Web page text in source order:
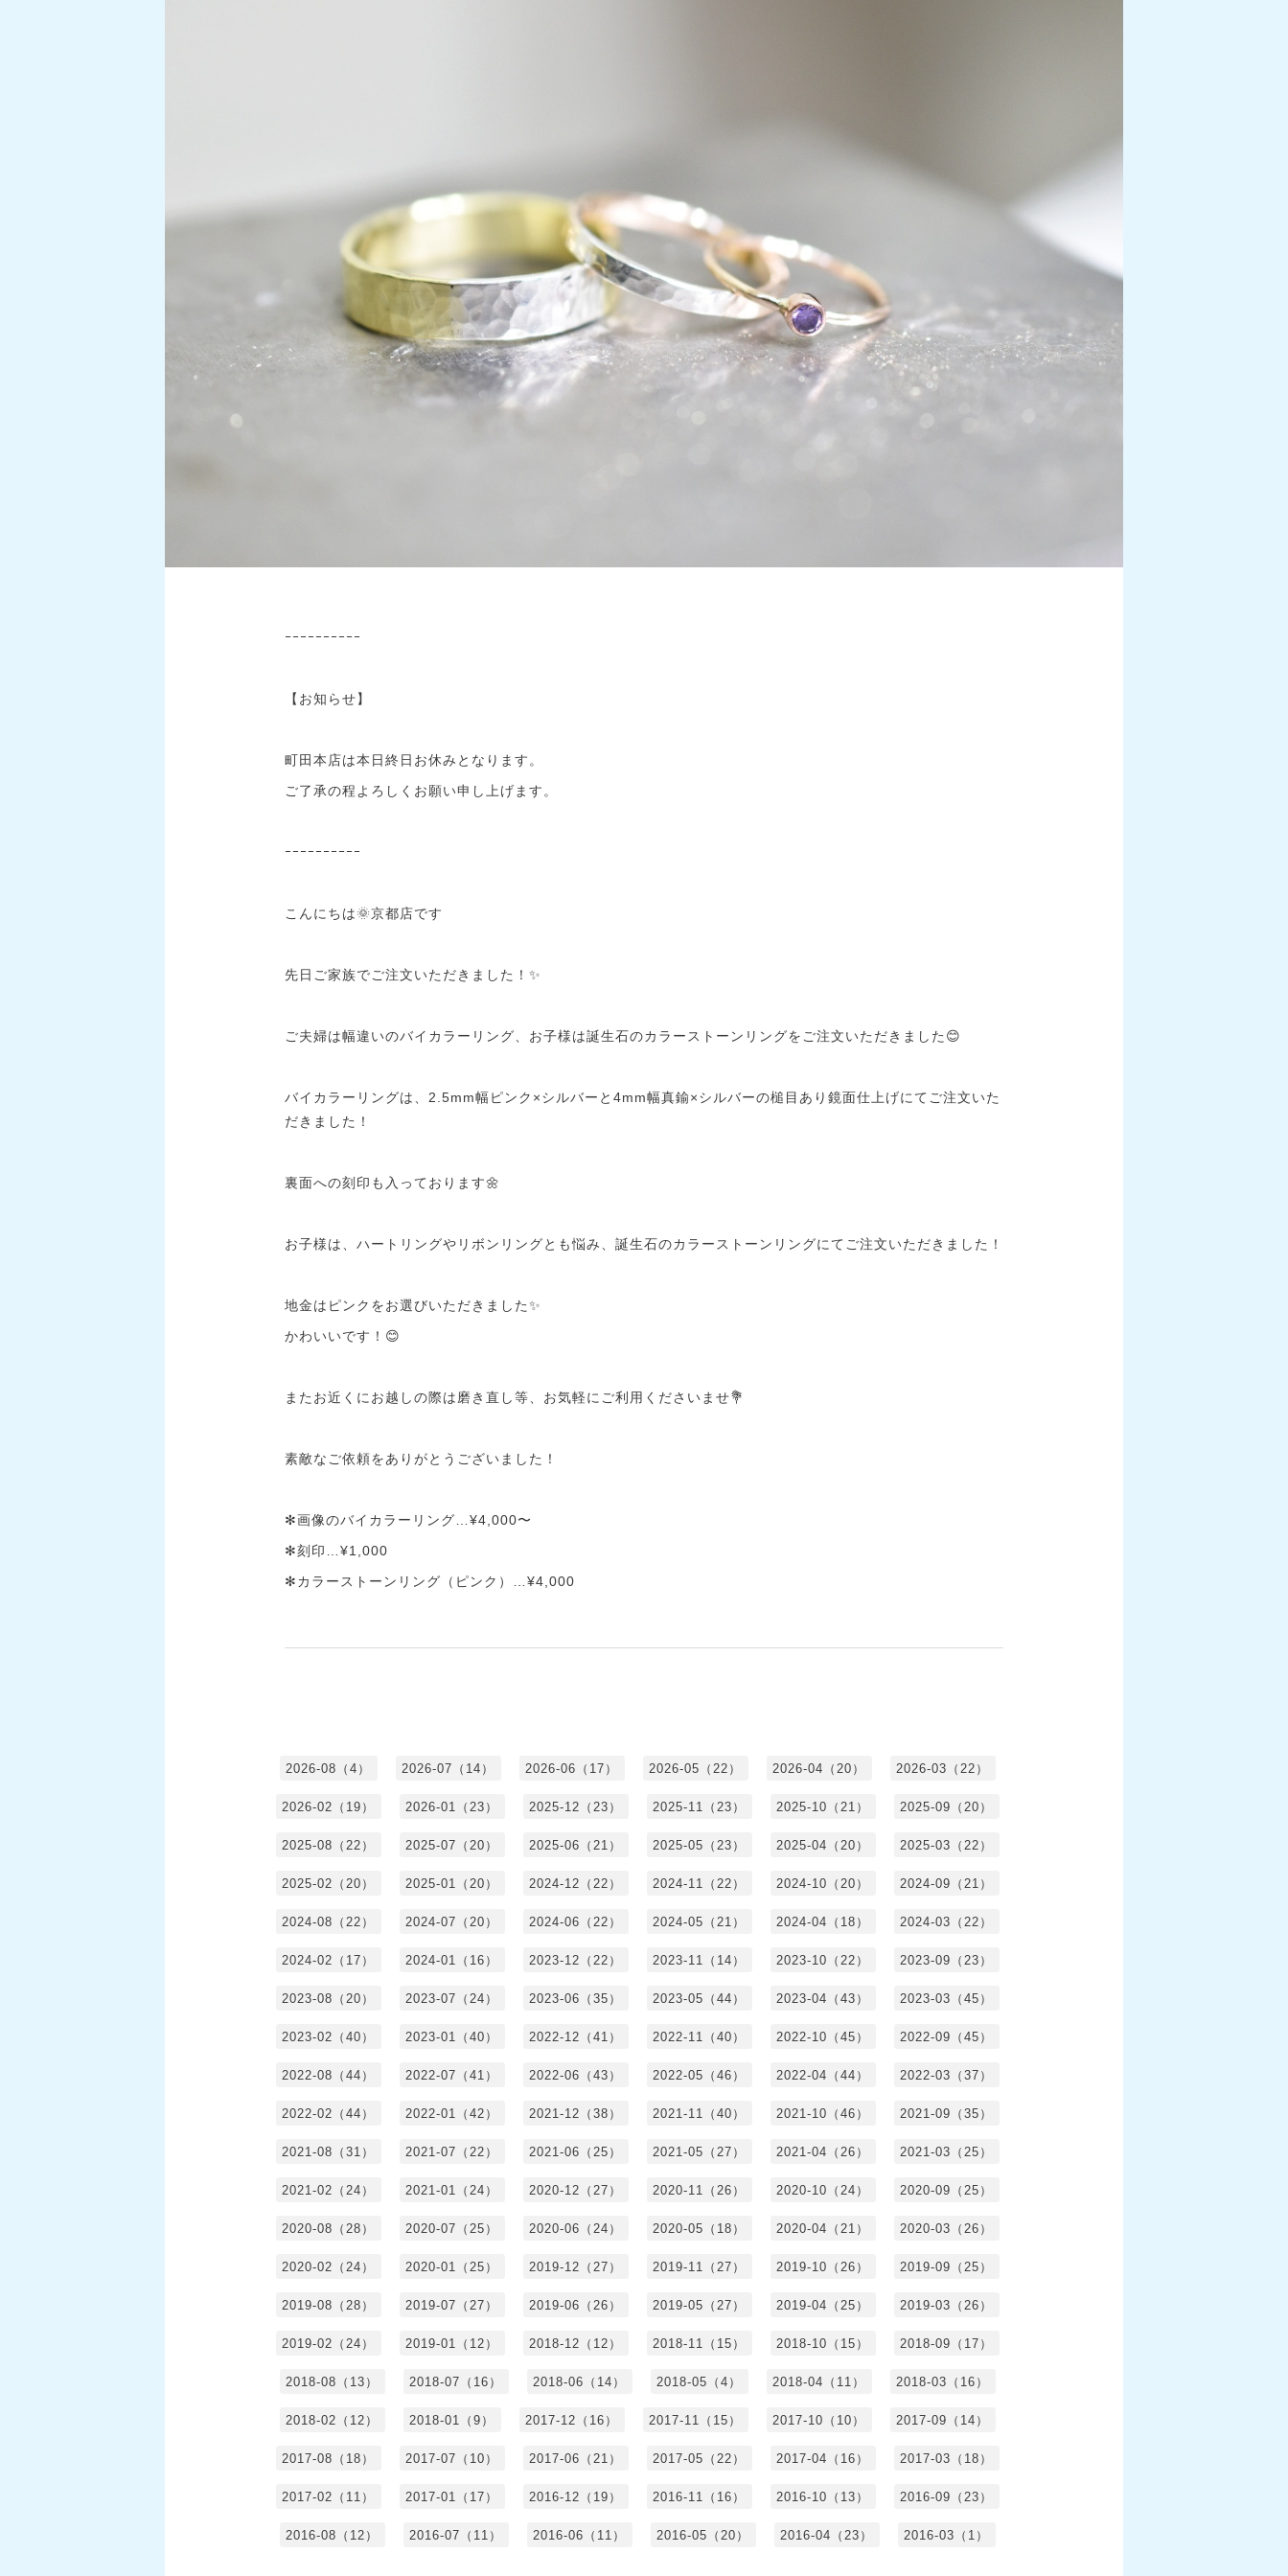
ｰｰｰｰｰｰｰｰｰｰ
【お知らせ】
町田本店は本日終日お休みとなります。
ご了承の程よろしくお願い申し上げます。
ｰｰｰｰｰｰｰｰｰｰ
こんにちは🌞京都店です
先日ご家族でご注文いただきました！✨
ご夫婦は幅違いのバイカラーリング、お子様は誕生石のカラーストーンリングをご注文いただきました😊
バイカラーリングは、2.5mm幅ピンク×シルバーと4mm幅真鍮×シルバーの槌目あり鏡面仕上げにてご注文いた
だきました！
裏面への刻印も入っております🌼
お子様は、ハートリングやリボンリングとも悩み、誕生石のカラーストーンリングにてご注文いただきました！
地金はピンクをお選びいただきました✨
かわいいです！😊
またお近くにお越しの際は磨き直し等、お気軽にご利用くださいませ💐
素敵なご依頼をありがとうございました！
✻画像のバイカラーリング…¥4,000〜
✻刻印…¥1,000
✻カラーストーンリング（ピンク）…¥4,000
2026-08（4） 2026-07（14） 2026-06（17） 2026-05（22） 2026-04（20） 2026-03（22）
2026-02（19） 2026-01（23） 2025-12（23） 2025-11（23） 2025-10（21） 2025-09（20）
2025-08（22） 2025-07（20） 2025-06（21） 2025-05（23） 2025-04（20） 2025-03（22）
2025-02（20） 2025-01（20） 2024-12（22） 2024-11（22） 2024-10（20） 2024-09（21）
2024-08（22） 2024-07（20） 2024-06（22） 2024-05（21） 2024-04（18） 2024-03（22）
2024-02（17） 2024-01（16） 2023-12（22） 2023-11（14） 2023-10（22） 2023-09（23）
2023-08（20） 2023-07（24） 2023-06（35） 2023-05（44） 2023-04（43） 2023-03（45）
2023-02（40） 2023-01（40） 2022-12（41） 2022-11（40） 2022-10（45） 2022-09（45）
2022-08（44） 2022-07（41） 2022-06（43） 2022-05（46） 2022-04（44） 2022-03（37）
2022-02（44） 2022-01（42） 2021-12（38） 2021-11（40） 2021-10（46） 2021-09（35）
2021-08（31） 2021-07（22） 2021-06（25） 2021-05（27） 2021-04（26） 2021-03（25）
2021-02（24） 2021-01（24） 2020-12（27） 2020-11（26） 2020-10（24） 2020-09（25）
2020-08（28） 2020-07（25） 2020-06（24） 2020-05（18） 2020-04（21） 2020-03（26）
2020-02（24） 2020-01（25） 2019-12（27） 2019-11（27） 2019-10（26） 2019-09（25）
2019-08（28） 2019-07（27） 2019-06（26） 2019-05（27） 2019-04（25） 2019-03（26）
2019-02（24） 2019-01（12） 2018-12（12） 2018-11（15） 2018-10（15） 2018-09（17）
2018-08（13） 2018-07（16） 2018-06（14） 2018-05（4） 2018-04（11） 2018-03（16）
2018-02（12） 2018-01（9） 2017-12（16） 2017-11（15） 2017-10（10） 2017-09（14）
2017-08（18） 2017-07（10） 2017-06（21） 2017-05（22） 2017-04（16） 2017-03（18）
2017-02（11） 2017-01（17） 2016-12（19） 2016-11（16） 2016-10（13） 2016-09（23）
2016-08（12） 2016-07（11） 2016-06（11） 2016-05（20） 2016-04（23） 2016-03（1）